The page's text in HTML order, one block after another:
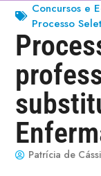
Concursos e
Processo
Patrícia de